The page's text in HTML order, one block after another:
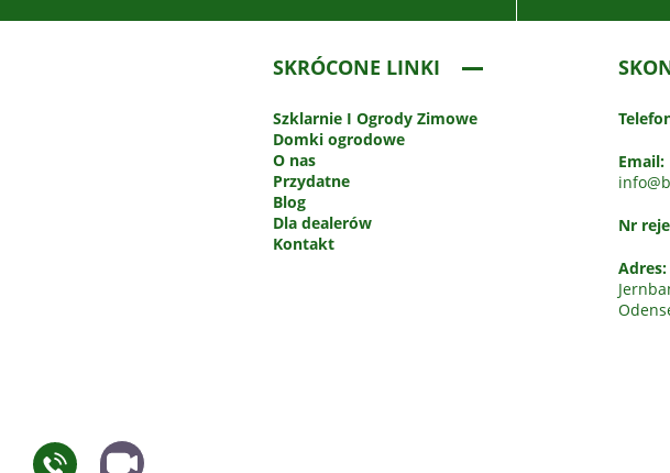
SKRÓCONE LINKI
Szklarnie I Ogrody Zimowe
Domki ogrodowe
O nas
Przydatne
Blog
Dla dealerów
Kontakt
Email:
Nr
Adres: